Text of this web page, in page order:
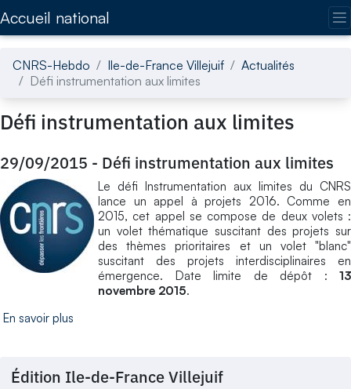
Accueil national
CNRS-Hebdo Ile-de-France Villejuif
Actualités
Défi instrumentation aux limites
Défi instrumentation aux limites
29/09/2015 - Défi instrumentation aux limites
Le défi Instrumentation aux limites du CNRS
lance un appel à projets 2016. Comme en
2015, cet appel se compose de deux volets :
un volet thématique suscitant des projets sur
des thèmes prioritaires et un volet "blanc"
suscitant des projets interdisciplinaires en
émergence. Date limite de dépôt : 13
novembre 2015.
En savoir plus
Édition Ile-de-France Villejuif